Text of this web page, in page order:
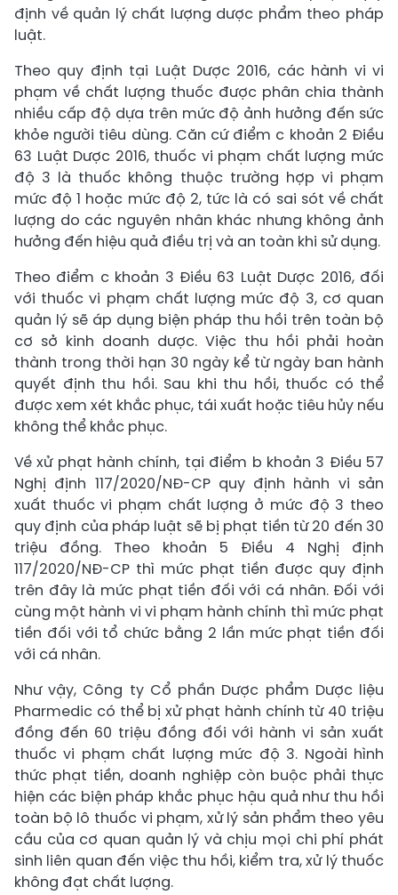
định về quản lý chất lượng dược phẩm theo pháp
luật.
Theo quy định tại Luật Dược 2016, các hành vi vi
phạm về chất lượng thuốc được phân chia thành
nhiều cấp độ dựa trên mức độ ảnh hưởng đến sức
khỏe người tiêu dùng. Căn cứ điểm c khoản 2 Điều
63 Luật Dược 2016, thuốc vi phạm chất lượng mức
độ 3 là thuốc không thuộc trường hợp vi phạm
mức độ 1 hoặc mức độ 2, tức là có sai sót về chất
lượng do các nguyên nhân khác nhưng không ảnh
hưởng đến hiệu quả điều trị và an toàn khi sử dụng.
Theo điểm c khoản 3 Điều 63 Luật Dược 2016, đối
với thuốc vi phạm chất lượng mức độ 3, cơ quan
quản lý sẽ áp dụng biện pháp thu hồi trên toàn bộ
cơ sở kinh doanh dược. Việc thu hồi phải hoàn
thành trong thời hạn 30 ngày kể từ ngày ban hành
quyết định thu hồi. Sau khi thu hồi, thuốc có thể
được xem xét khắc phục, tái xuất hoặc tiêu hủy nếu
không thể khắc phục.
Về xử phạt hành chính, tại điểm b khoản 3 Điều 57
Nghị định 117/2020/NĐ-CP quy định hành vi sản
xuất thuốc vi phạm chất lượng ở mức độ 3 theo
quy định của pháp luật sẽ bị phạt tiền từ 20 đến 30
triệu đồng. Theo khoản 5 Điều 4 Nghị định
117/2020/NĐ-CP thì mức phạt tiền được quy định
trên đây là mức phạt tiền đối với cá nhân. Đối với
cùng một hành vi vi phạm hành chính thì mức phạt
tiền đối với tổ chức bằng 2 lần mức phạt tiền đối
với cá nhân.
Như vậy, Công ty Cổ phần Dược phẩm Dược liệu
Pharmedic có thể bị xử phạt hành chính từ 40 triệu
đồng đến 60 triệu đồng đối với hành vi sản xuất
thuốc vi phạm chất lượng mức độ 3. Ngoài hình
thức phạt tiền, doanh nghiệp còn buộc phải thực
hiện các biện pháp khắc phục hậu quả như thu hồi
toàn bộ lô thuốc vi phạm, xử lý sản phẩm theo yêu
cầu của cơ quan quản lý và chịu mọi chi phí phát
sinh liên quan đến việc thu hồi, kiểm tra, xử lý thuốc
không đạt chất lượng.